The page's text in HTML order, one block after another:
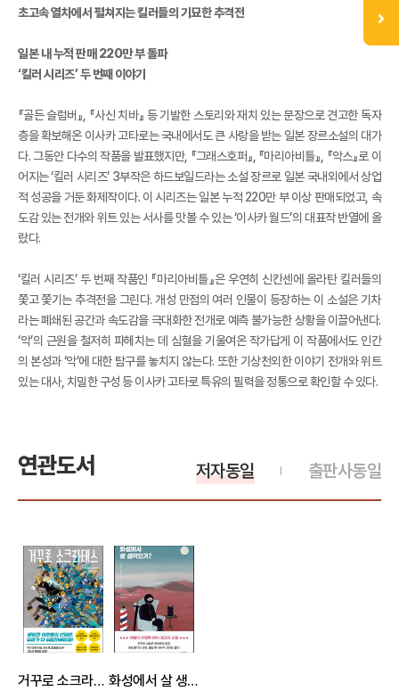
초고속 열차에서 펼쳐지는 킬러들의 기묘한 추격전
일본 내 누적 판매 220만 부 돌파
‘킬러 시리즈’ 두 번째 이야기
『골든 슬럼버』, 『사신 치바』 등 기발한 스토리와 재치 있는 문장으로 견고한 독자
층을 확보해온 이사카 고타로는 국내에서도 큰 사랑을 받는 일본 장르소설의 대가
다. 그동안 다수의 작품을 발표했지만, 『그래스호퍼』, 『마리아비틀』, 『악스』로 이
어지는 ‘킬러 시리즈’ 3부작은 하드보일드라는 소설 장르로 일본 국내외에서 상업
적 성공을 거둔 화제작이다. 이 시리즈는 일본 누적 220만 부 이상 판매되었고, 속
도감 있는 전개와 위트 있는 서사를 맛볼 수 있는 ‘이사카 월드’의 대표작 반열에 올
랐다.
‘킬러 시리즈’ 두 번째 작품인 『마리아비틀』은 우연히 신칸센에 올라탄 킬러들의
쫓고 쫓기는 추격전을 그린다. 개성 만점의 여러 인물이 등장하는 이 소설은 기차
라는 폐쇄된 공간과 속도감을 극대화한 전개로 예측 불가능한 상황을 이끌어낸다.
‘악’의 근원을 철저히 파헤치는 데 심혈을 기울여온 작가답게 이 작품에서도 인간
의 본성과 ‘악’에 대한 탐구를 놓치지 않는다. 또한 기상천외한 이야기 전개와 위트
있는 대사, 치밀한 구성 등 이사카 고타로 특유의 필력을 정통으로 확인할 수 있다.
연관도서 출판사동일
저자동일
거꾸로 소크라테스 화성에서 살 생각인가?